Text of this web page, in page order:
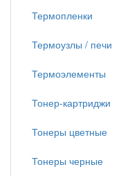
Термопленки
Термоузлы / печи
Термоэлементы
Тонер-картриджи
Тонеры цветные
Тонеры черные